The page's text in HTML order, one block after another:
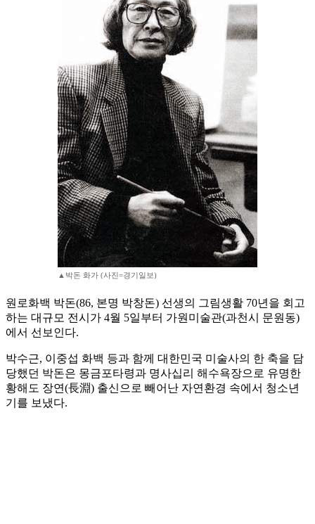
▲박돈 화가 (사진=경기일보)
원로화백 박돈(86, 본명 박창돈) 선생의 그림생활 70년을 회고
하는 대규모 전시가 4월 5일부터 가원미술관(과천시 문원동)
에서 선보인다.
박수근, 이중섭 화백 등과 함께 대한민국 미술사의 한 축을 담
당했던 박돈은 몽금포타령과 명사십리 해수욕장으로 유명한
황해도 장연(長淵) 출신으로 빼어난 자연환경 속에서 청소년
기를 보냈다.